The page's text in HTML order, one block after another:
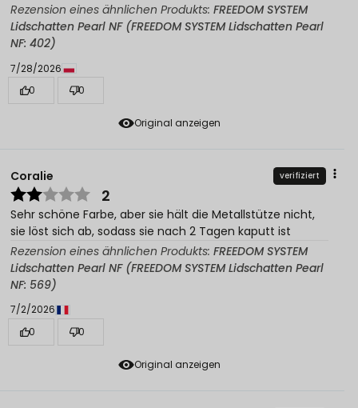
Original anzeigen
Rezension eines ähnlichen Produkts: FREEDOM SYSTEM
Lidschatten Pearl NF (FREEDOM SYSTEM Lidschatten Pearl
NF: 402)
7/28/2026
0
0
Original anzeigen
Coralie verifiziert
2
Sehr schöne Farbe, aber sie hält die Metallstütze nicht,
sie löst sich ab, sodass sie nach 2 Tagen kaputt ist
Rezension eines ähnlichen Produkts: FREEDOM SYSTEM
Lidschatten Pearl NF (FREEDOM SYSTEM Lidschatten Pearl
NF: 569)
7/2/2026
0
0